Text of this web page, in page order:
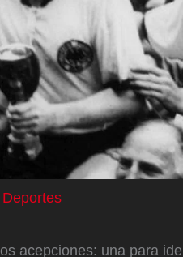
Deportes
acepciones: una para